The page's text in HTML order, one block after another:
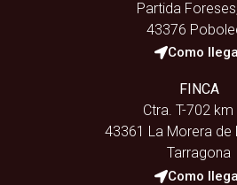
Partida
43376
Como
FINCA
Ctra. T-702 km
43361 La Morera de
Tarragona
Como